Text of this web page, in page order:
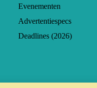
Evenementen
Advertentiespecs
Deadlines (2026)